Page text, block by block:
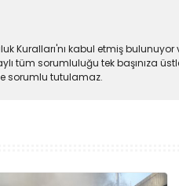
Kuralları'nı kabul etmiş bulunuyor
tüm sorumluluğu tek başınıza
sorumlu tutulamaz.